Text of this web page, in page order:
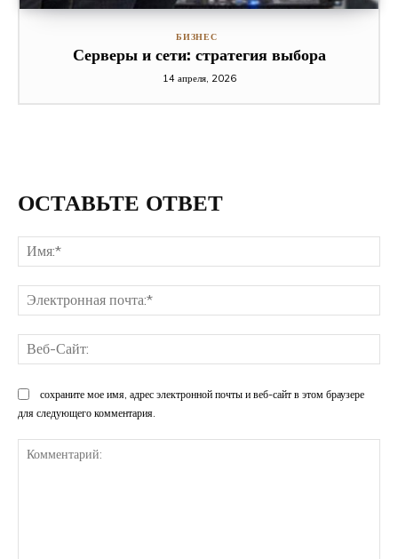
БИЗНЕС
Серверы и сети: стратегия выбора
14 апреля, 2026
ОСТАВЬТЕ ОТВЕТ
сохраните мое имя, адрес электронной почты и веб-сайт в этом браузере
для следующего комментария.